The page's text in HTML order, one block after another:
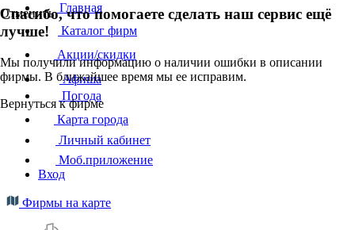
Отменить
Спасибо, что помогаете сделать наш сервис ещё
лучше!
Мы получили информацию о наличии ошибки в описании
фирмы. В ближайшее время мы ее исправим.
Вернуться к фирме
Главная
Каталог фирм
Акции/скидки
Афиша
Погода
Карта города
Личный кабинет
Моб.приложение
Вход
Фирмы на карте